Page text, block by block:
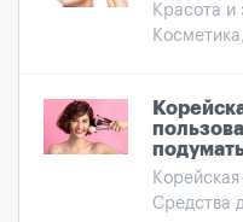
Красота и
Средства